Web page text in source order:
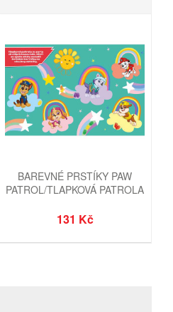
BAREVNÉ PRSTÍKY PAW
PATROL/TLAPKOVÁ PATROLA
131 Kč